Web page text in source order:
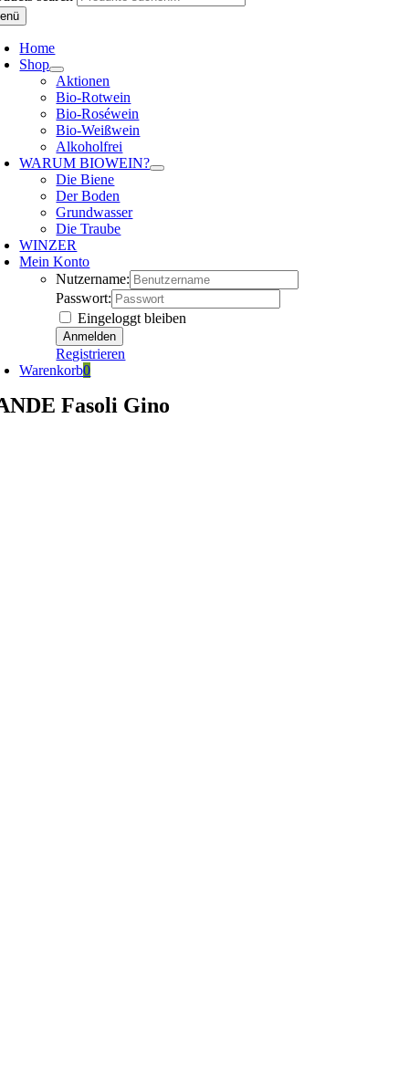
Home
Shop
Aktionen
Bio-Rotwein
Bio-Roséwein
Bio-Weißwein
Alkoholfrei
WARUM BIOWEIN?
Die Biene
Der Boden
Grundwasser
Die Traube
WINZER
Mein Konto
Nutzername:
Passwort:
Eingeloggt bleiben
Registrieren
Warenkorb0
Fasoli Gino